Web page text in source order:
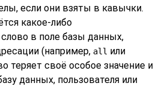
если они взяты в кавычки.
какое-либо
в поле базы данных,
(например, all или
теряет своё особое значение и
данных, пользователя или